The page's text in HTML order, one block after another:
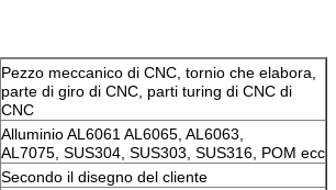
Pezzo meccanico di CNC, tornio che elabora,
parte di giro di CNC, parti turing di CNC di
CNC
Alluminio AL6061 AL6065, AL6063,
AL7075, SUS304, SUS303, SUS316, POM ecc
Secondo il disegno del cliente